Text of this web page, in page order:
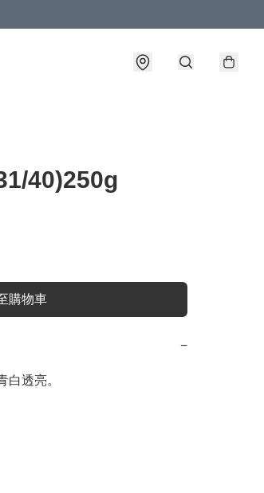
40)250g
購物車
−
白透亮。